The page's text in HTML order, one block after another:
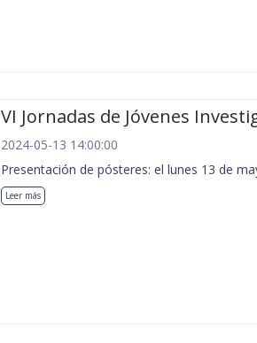
VI Jornadas de Jóvenes
2024-05-13 14:00:00
Presentación de pósteres: el lunes 13 de
Leer más